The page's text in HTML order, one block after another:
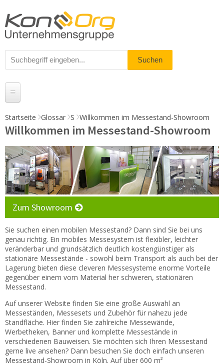
Produkte
Messestände
% Angebote
Kundenservice
Daten-Upload
Kontakt
Zum neuen Online Shop!
Startseite Glossar S Willkommen im Messestand-Showroom
Willkommen im Messestand-Showroom
Zum Showroom
Sie suchen einen mobilen Messestand? Dann sind Sie bei uns
genau richtig. Ein mobiles Messesystem ist flexibler, leichter
veränderbar und grundsätzlich deutlich kostengünstiger als
stationäre Messestände - sowohl beim Transport als auch bei der
Lagerung bieten diese cleveren Messesysteme enorme Vorteile
gegenüber einem vom Material her schweren, stationären
Messestand.
Auf unserer Website finden Sie eine große Auswahl an
Messeständen, Messesets und Zubehör für nahezu jede
Standfläche. Hier finden Sie zahlreiche Messewände,
Werbetheken, Banner und komplette Messestände in
verschiedenen Bauweisen. Sie möchten sich Ihren Messestand
gerne live ansehen? Dann besuchen Sie doch einfach unseren
Messestand-Showroom in Köln. Auf über 600 m²